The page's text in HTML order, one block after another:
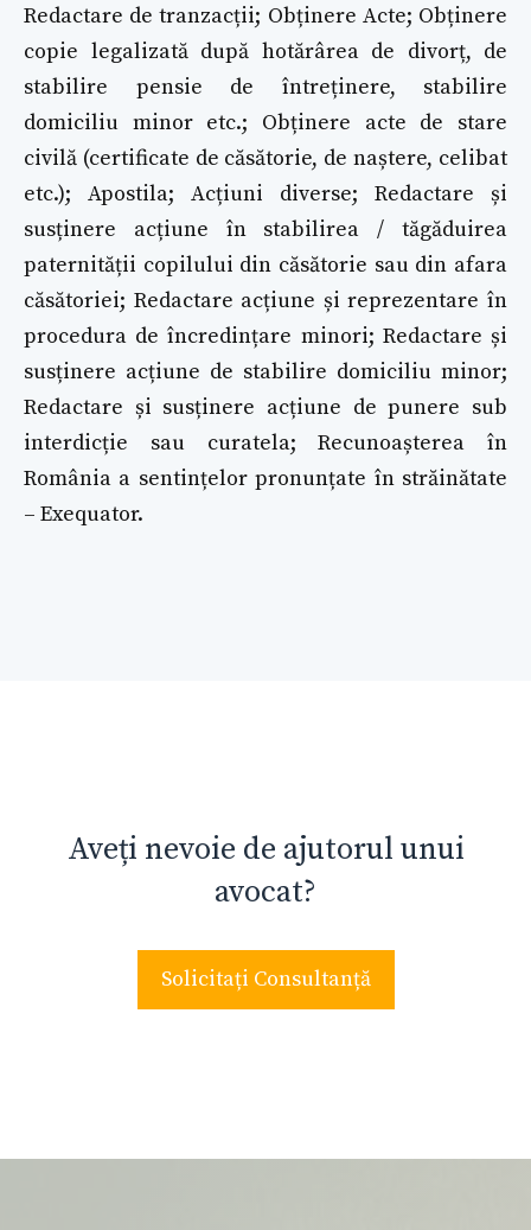
Redactare de tranzacții; Obținere Acte; Obținere
copie legalizată după hotărârea de divorț, de
stabilire pensie de întreținere, stabilire
domiciliu minor etc.; Obținere acte de stare
civilă (certificate de căsătorie, de naștere, celibat
etc.); Apostila; Acțiuni diverse; Redactare și
susținere acțiune în stabilirea / tăgăduirea
paternității copilului din căsătorie sau din afara
căsătoriei; Redactare acțiune și reprezentare în
procedura de încredințare minori; Redactare și
susținere acțiune de stabilire domiciliu minor;
Redactare și susținere acțiune de punere sub
interdicție sau curatela; Recunoașterea în
România a sentințelor pronunțate în străinătate
– Exequator.
Aveți nevoie de ajutorul unui
avocat?
Solicitați Consultanță